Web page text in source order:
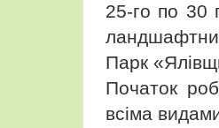
25-го по 30
Парк
Початок
всіма